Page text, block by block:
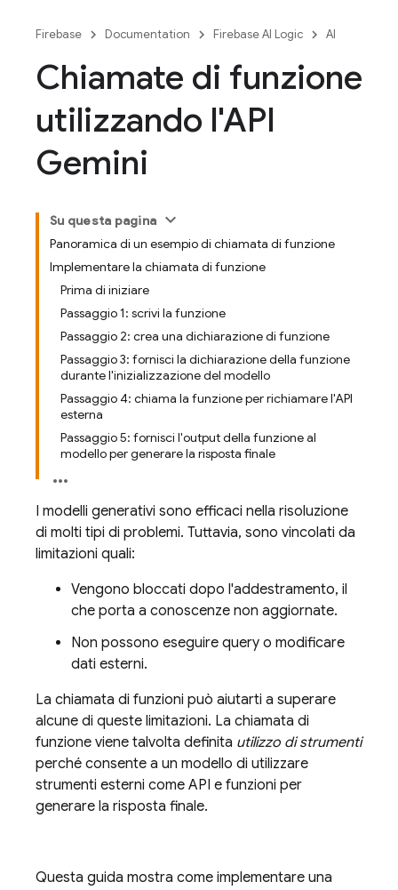
Firebase Documentation Firebase AI Logic AI
Chiamate di funzione
utilizzando l'API
Gemini
Su questa pagina
Panoramica di un esempio di chiamata di funzione
Implementare la chiamata di funzione
Prima di iniziare
Passaggio 1: scrivi la funzione
Passaggio 2: crea una dichiarazione di funzione
Passaggio 3: fornisci la dichiarazione della funzione
durante l'inizializzazione del modello
Passaggio 4: chiama la funzione per richiamare l'API
esterna
Passaggio 5: fornisci l'output della funzione al
modello per generare la risposta finale
I modelli generativi sono efficaci nella risoluzione
di molti tipi di problemi. Tuttavia, sono vincolati da
limitazioni quali:
Vengono bloccati dopo l'addestramento, il
che porta a conoscenze non aggiornate.
Non possono eseguire query o modificare
dati esterni.
La chiamata di funzioni può aiutarti a superare
alcune di queste limitazioni. La chiamata di
funzione viene talvolta definita utilizzo di strumenti
perché consente a un modello di utilizzare
strumenti esterni come API e funzioni per
generare la risposta finale.
Questa guida mostra come implementare una